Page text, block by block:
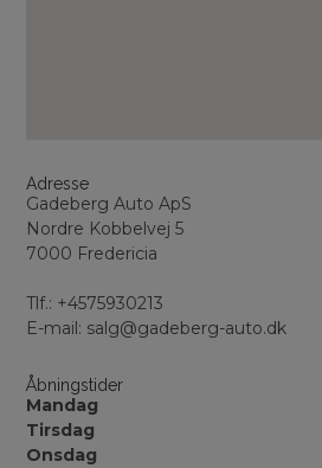
Adresse
Gadeberg Auto ApS
Nordre Kobbelvej 5
7000 Fredericia
Tlf.: +4575930213
E-mail: salg@gadeberg-auto.dk
Åbningstider
Mandag
Tirsdag
Onsdag